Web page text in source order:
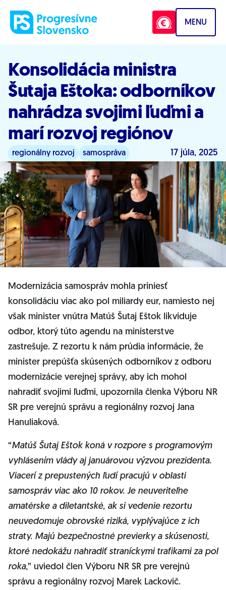
MENU
Konsolidácia ministra
Šutaja Eštoka: odborníkov
nahrádza svojimi ľuďmi a
marí rozvoj regiónov
regionálny rozvoj samospráva 17 júla, 2025
Modernizácia samospráv mohla priniesť
konsolidáciu viac ako pol miliardy eur, namiesto nej
však minister vnútra Matúš Šutaj Eštok likviduje
odbor, ktorý túto agendu na ministerstve
zastrešuje. Z rezortu k nám prúdia informácie, že
minister prepúšťa skúsených odborníkov z odboru
modernizácie verejnej správy, aby ich mohol
nahradiť svojimi ľuďmi, upozornila členka Výboru NR
SR pre verejnú správu a regionálny rozvoj Jana
Hanuliaková.
“Matúš Šutaj Eštok koná v rozpore s programovým
vyhlásením vlády aj januárovou výzvou prezidenta.
Viacerí z prepustených ľudí pracujú v oblasti
samospráv viac ako 10 rokov. Je neuveriteľne
amatérske a diletantské, ak si vedenie rezortu
neuvedomuje obrovské riziká, vyplývajúce z ich
straty. Majú bezpečnostné previerky a skúsenosti,
ktoré nedokážu nahradiť straníckymi trafikami za pol
roka,” uviedol člen Výboru NR SR pre verejnú
správu a regionálny rozvoj Marek Lackovič.